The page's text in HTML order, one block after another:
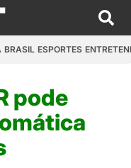
BRASIL ESPORTES
pode